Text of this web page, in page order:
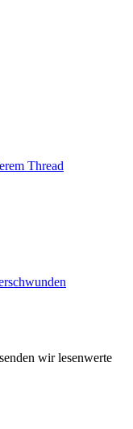
Thread
wir lesenwerte